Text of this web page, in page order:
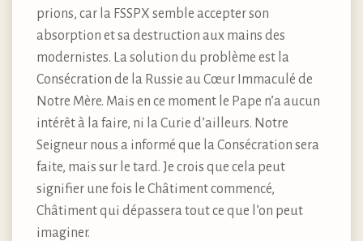
prions, car la FSSPX semble accepter son
absorption et sa destruction aux mains des
modernistes. La solution du problème est la
Consécration de la Russie au Cœur Immaculé de
Notre Mère. Mais en ce moment le Pape n’a aucun
intérêt à la faire, ni la Curie d’ailleurs. Notre
Seigneur nous a informé que la Consécration sera
faite, mais sur le tard. Je crois que cela peut
signifier une fois le Châtiment commencé,
Châtiment qui dépassera tout ce que l’on peut
imaginer.